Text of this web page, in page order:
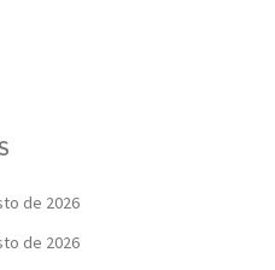
de 2026
de 2026